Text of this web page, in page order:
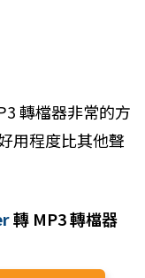
轉檔器非常的方
用程度比其他聲
轉 MP3 轉檔器